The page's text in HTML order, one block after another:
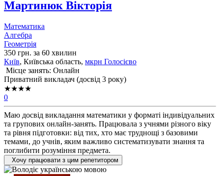
Мартинюк Вікторія
Математика
Алгебра
Геометрія
350 грн. за 60 хвилин
Київ, Київська область, мкрн Голосієво
Місце занять: Онлайн
Приватний викладач (досвід 3 року)
★★★★
0
Маю досвід викладання математики у форматі індивідуальних
та групових онлайн-занять. Працювала з учнями різного віку
та рівня підготовки: від тих, хто має труднощі з базовими
темами, до учнів, яким важливо систематизувати знання та
поглибити розуміння предмета.
Хочу працювати з цим репетитором